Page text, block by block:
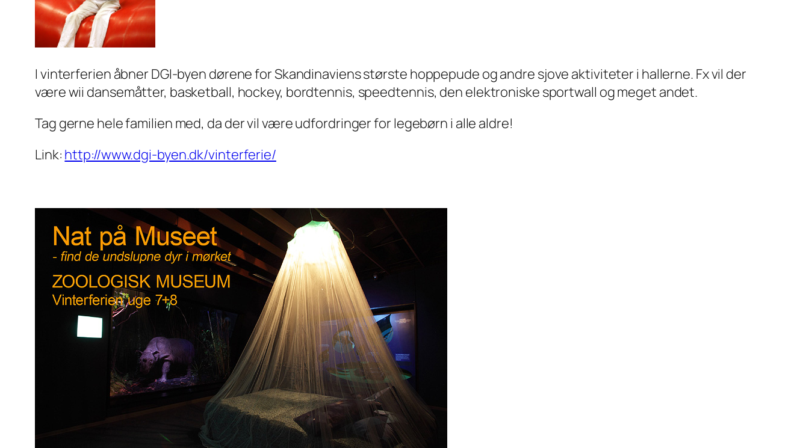
I vinterferien åbner DGI-byen dørene for Skandinaviens største hoppepude og andre sjove aktiviteter i hallerne. Fx vil der
være wii dansemåtter, basketball, hockey, bordtennis, speedtennis, den elektroniske sportwall og meget andet.
Tag gerne hele familien med, da der vil være udfordringer for legebørn i alle aldre!
Link: http://www.dgi-byen.dk/vinterferie/